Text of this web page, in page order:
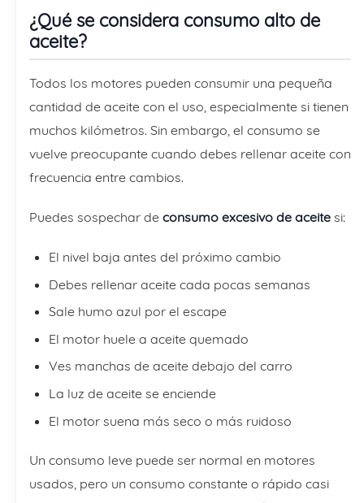
¿Qué se considera consumo alto de
aceite?
Todos los motores pueden consumir una pequeña
cantidad de aceite con el uso, especialmente si tienen
muchos kilómetros. Sin embargo, el consumo se
vuelve preocupante cuando debes rellenar aceite con
frecuencia entre cambios.
Puedes sospechar de consumo excesivo de aceite si:
El nivel baja antes del próximo cambio
Debes rellenar aceite cada pocas semanas
Sale humo azul por el escape
El motor huele a aceite quemado
Ves manchas de aceite debajo del carro
La luz de aceite se enciende
El motor suena más seco o más ruidoso
Un consumo leve puede ser normal en motores
usados, pero un consumo constante o rápido casi